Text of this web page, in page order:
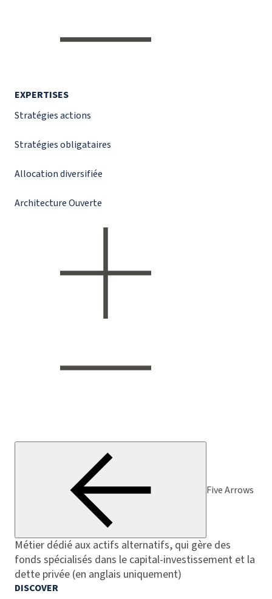
EXPERTISES
Stratégies actions
Stratégies obligataires
Allocation diversifiée
Architecture Ouverte
Five Arrows
Métier dédié aux actifs alternatifs, qui gère des
fonds spécialisés dans le capital-investissement et la
dette privée (en anglais uniquement)
DISCOVER